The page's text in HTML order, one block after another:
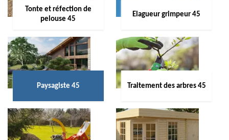
Tonte et réfection de
pelouse 45
Elagueur grimpeur 45
Paysagiste 45 Traitement des arbres 45